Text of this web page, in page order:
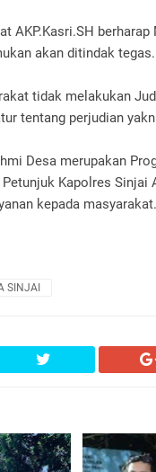
AKP.Kasri.SH
akan ditindak tegas.
tidak melakukan
tentang perjudian
Desa merupakan
Kapolres Sinjai
kepada masyarakat.‎
SINJAI